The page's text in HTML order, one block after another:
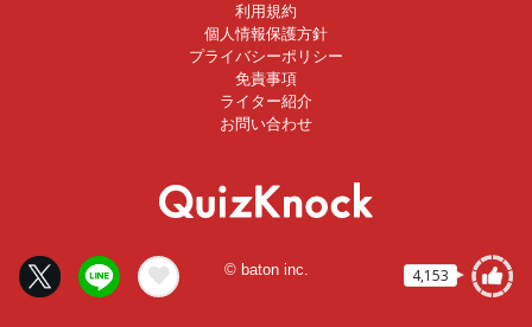
4,153
利用規約
個人情報保護方針
プライバシーポリシー
免責事項
ライター紹介
お問い合わせ
© baton inc.